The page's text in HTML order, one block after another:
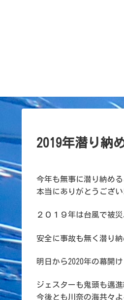
2019年潜り納
今年も無事に潜り納める
本当にありがとうござい
２０１９年は台風で被
安全に事故も無く潜り
明日から2020年の幕開け
ジェスターも鬼頭も邁進
今後とも川奈の海共々